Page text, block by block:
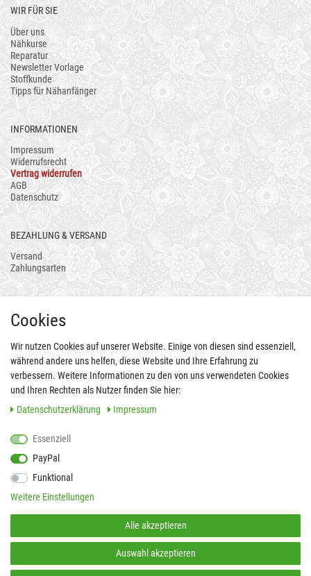
WIR FÜR SIE
Über uns
Nähkurse
Reparatur
Newsletter Vorlage
Stoffkunde
Tipps für Nähanfänger
INFORMATIONEN
Impressum
Widerrufsrecht
Vertrag widerrufen
AGB
Datenschutz
BEZAHLUNG & VERSAND
Versand
Zahlungsarten
FOLGEN SIE UNS AUCH AUF
Cookies
Wir nutzen Cookies auf unserer Website. Einige von diesen sind essenziell,
während andere uns helfen, diese Website und Ihre Erfahrung zu
verbessern. Weitere Informationen zu den von uns verwendeten Cookies
und Ihren Rechten als Nutzer finden Sie hier:
Daten­schutz­erklärung
Impressum
Essenziell
PayPal
Funktional
Weitere Einstellungen
Alle akzeptieren
Auswahl akzeptieren